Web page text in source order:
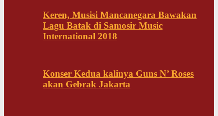
Keren, Musisi Mancanegara Bawakan
Lagu Batak di Samosir Music
International 2018
Konser Kedua kalinya Guns N’ Roses
akan Gebrak Jakarta